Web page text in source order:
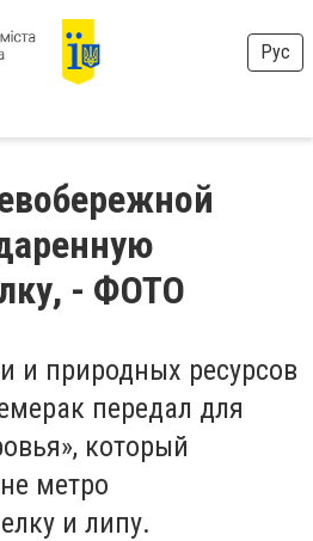
Рус
- ФОТО
и природных ресурсов
передал для
который
метро
и липу.